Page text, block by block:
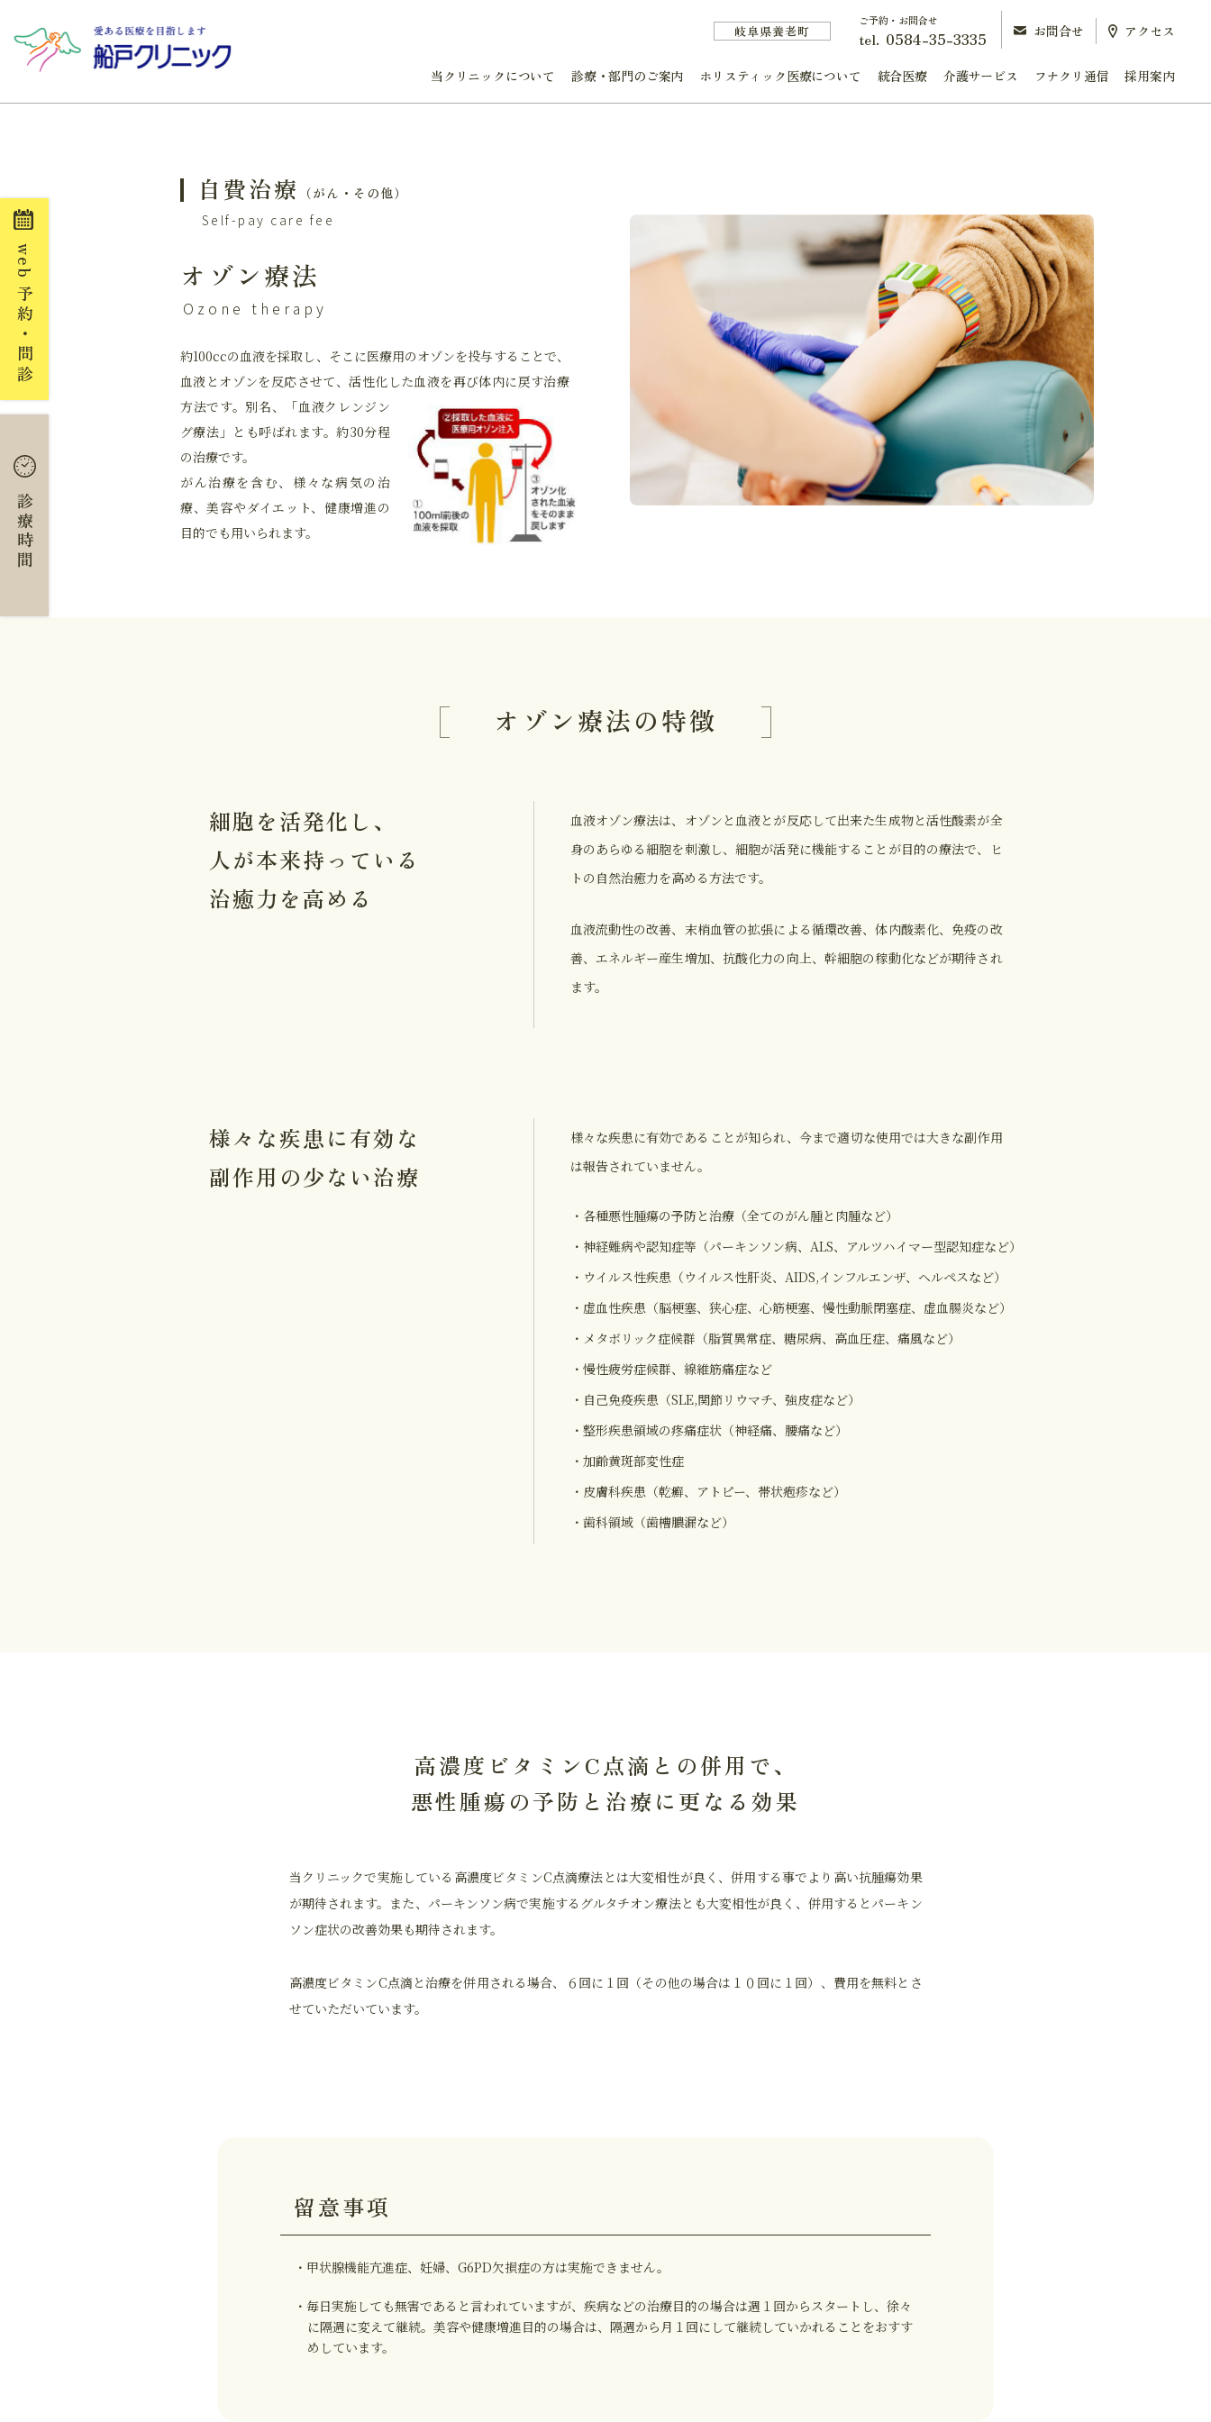
当クリニックについて 診療・部門のご案内 ホリスティック医療について 統合医療 介護サービス フナクリ通信 採用案内
岐阜県養老町
ご予約・お問合せ
tel. 0584-35-3335 お問合せ アクセス
自費治療
（がん・その他）
Self-pay care fee
オゾン療法
Ozone therapy
約100ccの血液を採取し、そこに医療用のオゾンを投与することで、
血液とオゾンを反応させて、活性化した血液を再び体内に戻す治療
方法です。別名、「血液クレンジン
グ療法」とも呼ばれます。約30分程
の治療です。
がん治療を含む、様々な病気の治
療、美容やダイエット、健康増進の
目的でも用いられます。
オゾン療法の特徴
細胞を活発化し、
人が本来持っている
治癒力を高める
血液オゾン療法は、オゾンと血液とが反応して出来た生成物と活性酸素が全
身のあらゆる細胞を刺激し、細胞が活発に機能することが目的の療法で、ヒ
トの自然治癒力を高める方法です。
血液流動性の改善、末梢血管の拡張による循環改善、体内酸素化、免疫の改
善、エネルギー産生増加、抗酸化力の向上、幹細胞の稼動化などが期待され
ます。
様々な疾患に有効な
副作用の少ない治療
様々な疾患に有効であることが知られ、今まで適切な使用では大きな副作用
は報告されていません。
・各種悪性腫瘍の予防と治療（全てのがん腫と肉腫など）
・神経難病や認知症等（パーキンソン病、ALS、アルツハイマー型認知症など）
・ウイルス性疾患（ウイルス性肝炎、AIDS,インフルエンザ、ヘルペスなど）
・虚血性疾患（脳梗塞、狭心症、心筋梗塞、慢性動脈閉塞症、虚血腸炎など）
・メタボリック症候群（脂質異常症、糖尿病、高血圧症、痛風など）
・慢性疲労症候群、線維筋痛症など
・自己免疫疾患（SLE,関節リウマチ、強皮症など）
・整形疾患領域の疼痛症状（神経痛、腰痛など）
・加齢黄斑部変性症
・皮膚科疾患（乾癬、アトピー、帯状疱疹など）
・歯科領域（歯槽膿漏など）
高濃度ビタミンC点滴との併用で、
悪性腫瘍の予防と治療に更なる効果
当クリニックで実施している高濃度ビタミンC点滴療法とは大変相性が良く、併用する事でより高い抗腫瘍効果
が期待されます。また、パーキンソン病で実施するグルタチオン療法とも大変相性が良く、併用するとパーキン
ソン症状の改善効果も期待されます。
高濃度ビタミンC点滴と治療を併用される場合、６回に１回（その他の場合は１０回に１回）、費用を無料とさ
せていただいています。
留意事項
・甲状腺機能亢進症、妊婦、G6PD欠損症の方は実施できません。
・毎日実施しても無害であると言われていますが、疾病などの治療目的の場合は週１回からスタートし、徐々
に隔週に変えて継続。美容や健康増進目的の場合は、隔週から月１回にして継続していかれることをおすす
めしています。
web
予約・問診
診療時間